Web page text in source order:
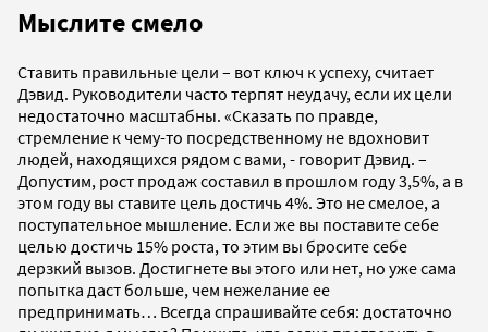
Мыслите смело
Ставить правильные цели – вот ключ к успеху, считает
Дэвид. Руководители часто терпят неудачу, если их цели
недостаточно масштабны. «Сказать по правде,
стремление к чему-то посредственному не вдохновит
людей, находящихся рядом с вами, - говорит Дэвид. –
Допустим, рост продаж составил в прошлом году 3,5%, а в
этом году вы ставите цель достичь 4%. Это не смелое, а
поступательное мышление. Если же вы поставите себе
целью достичь 15% роста, то этим вы бросите себе
дерзкий вызов. Достигнете вы этого или нет, но уже сама
попытка даст больше, чем нежелание ее
предпринимать… Всегда спрашивайте себя: достаточно